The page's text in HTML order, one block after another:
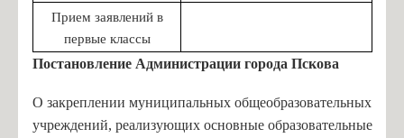
Прием заявлений в
первые классы
Постановление Администрации города Пскова
О закреплении муниципальных общеобразовательных
учреждений, реализующих основные образовательные